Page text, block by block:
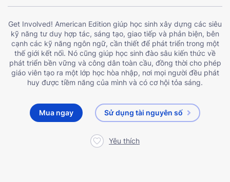
Get Involved! American Edition giúp học sinh xây dựng các siêu
kỹ năng tư duy hợp tác, sáng tạo, giao tiếp và phản biện, bên
cạnh các kỹ năng ngôn ngữ, cần thiết để phát triển trong một
thế giới kết nối. Nó cũng giúp học sinh đào sâu kiến ​​thức về
phát triển bền vững và công dân toàn cầu, đồng thời cho phép
giáo viên tạo ra một lớp học hòa nhập, nơi mọi người đều phát
huy được tiềm năng của mình và có cơ hội tỏa sáng.
Mua ngay Sử dụng tài nguyên số
Yêu thích